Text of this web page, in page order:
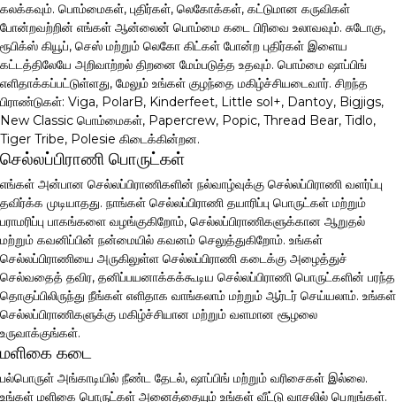
கலக்கவும். பொம்மைகள், புதிர்கள், லெகோக்கள், கட்டுமான கருவிகள்
போன்றவற்றின் எங்கள் ஆன்லைன் பொம்மை கடை பிரிவை உலாவவும். சுடோகு,
ரூபிக்ஸ் கியூப், செஸ் மற்றும் லெகோ கிட்கள் போன்ற புதிர்கள் இளைய
கட்டத்திலேயே அறிவாற்றல் திறனை மேம்படுத்த உதவும். பொம்மை ஷாப்பிங்
எளிதாக்கப்பட்டுள்ளது, மேலும் உங்கள் குழந்தை மகிழ்ச்சியடைவார். சிறந்த
பிராண்டுகள்: Viga, PolarB, Kinderfeet, Little sol+, Dantoy, Bigjigs,
New Classic பொம்மைகள், Papercrew, Popic, Thread Bear, Tidlo,
Tiger Tribe, Polesie கிடைக்கின்றன.
செல்லப்பிராணி பொருட்கள்
எங்கள் அன்பான செல்லப்பிராணிகளின் நல்வாழ்வுக்கு செல்லப்பிராணி வளர்ப்பு
தவிர்க்க முடியாதது. நாங்கள் செல்லப்பிராணி தயாரிப்பு பொருட்கள் மற்றும்
பராமரிப்பு பாகங்களை வழங்குகிறோம், செல்லப்பிராணிகளுக்கான ஆறுதல்
மற்றும் கவனிப்பின் நன்மையில் கவனம் செலுத்துகிறோம். உங்கள்
செல்லப்பிராணியை அருகிலுள்ள செல்லப்பிராணி கடைக்கு அழைத்துச்
செல்வதைத் தவிர, தனிப்பயனாக்கக்கூடிய செல்லப்பிராணி பொருட்களின் பரந்த
தொகுப்பிலிருந்து நீங்கள் எளிதாக வாங்கலாம் மற்றும் ஆர்டர் செய்யலாம். உங்கள்
செல்லப்பிராணிகளுக்கு மகிழ்ச்சியான மற்றும் வளமான சூழலை
உருவாக்குங்கள்.
மளிகை கடை
பல்பொருள் அங்காடியில் நீண்ட தேடல், ஷாப்பிங் மற்றும் வரிசைகள் இல்லை.
உங்கள் மளிகை பொருட்கள் அனைத்தையும் உங்கள் வீட்டு வாசலில் பெறுங்கள்.